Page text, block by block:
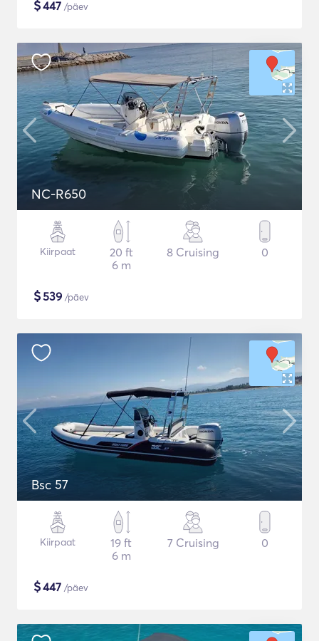
$447 /päev
NC-R650
Kiirpaat
20 ft
6 m
8 Cruising 0
$539 /päev
Bsc 57
Kiirpaat
19 ft
6 m
7 Cruising 0
$447 /päev